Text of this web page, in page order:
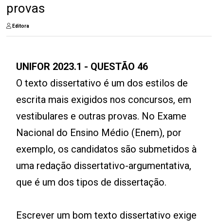
provas
Editora
UNIFOR 2023.1 - QUESTÃO 46
O texto dissertativo é um dos estilos de
escrita mais exigidos nos concursos, em
vestibulares e outras provas. No Exame
Nacional do Ensino Médio (Enem), por
exemplo, os candidatos são submetidos à
uma redação dissertativo-argumentativa,
que é um dos tipos de dissertação.
Escrever um bom texto dissertativo exige